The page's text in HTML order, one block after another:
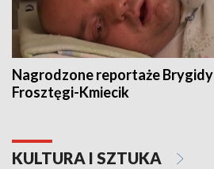
Nagrodzone reportaże Brygidy
Frosztęgi-Kmiecik
KULTURA I SZTUKA